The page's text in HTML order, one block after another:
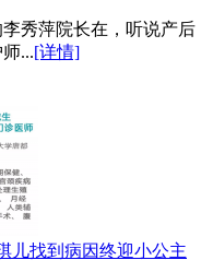
秀萍院长在，听说产后
...[详情]
儿找到病因终迎小公主